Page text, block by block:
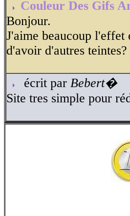
Couleur Des Gifs
Bonjour.
J'aime beaucoup
d'avoir d'autres teintes?
écrit par Bebert�
Site tres simple pour